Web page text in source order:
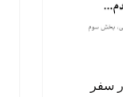
سفر